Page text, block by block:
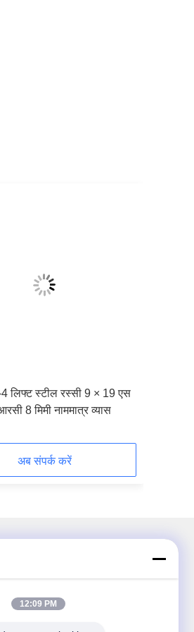
लिफ्ट स्टील रस्सी 9 × 19 एस
8 मिमी नाममात्र व्यास
अब संपर्क करें
लें।
12:09 PM